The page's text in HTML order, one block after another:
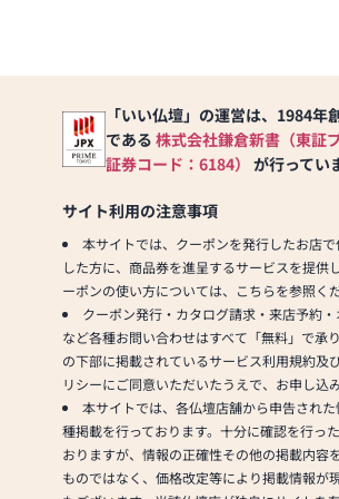
「いい仏壇」の運営は、1984年
である 株式会社鎌倉新書（東証
証券コード：6184） が行ってい
サイト利用の注意事項
本サイトでは、クーポンを発行したお店
した方に、商品券を進呈するサービスを提供
ーポンの使い方については、こちらを参照くだ
クーポン発行・カタログ請求・来店予約
など各種お問い合わせはすべて「無料」で承
の下部に掲載されているサービス利用規約及
リシーにご同意いただいたうえで、お申し込
本サイトでは、各仏壇店舗から申告され
種掲載を行っております。十分に確認を行っ
おりますが、情報の正確性その他の掲載内容
ものではなく、価格改定等により掲載情報が